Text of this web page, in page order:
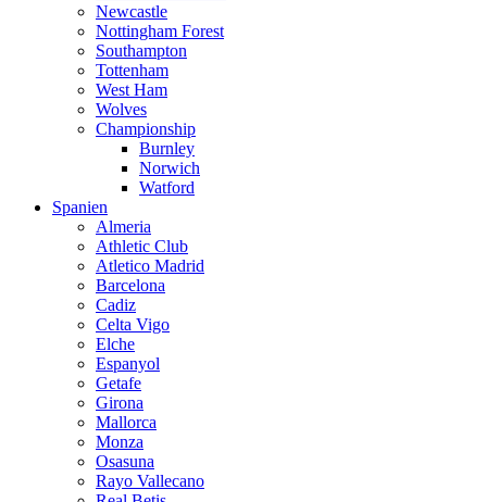
Newcastle
Nottingham Forest
Southampton
Tottenham
West Ham
Wolves
Championship
Burnley
Norwich
Watford
Spanien
Almeria
Athletic Club
Atletico Madrid
Barcelona
Cadiz
Celta Vigo
Elche
Espanyol
Getafe
Girona
Mallorca
Monza
Osasuna
Rayo Vallecano